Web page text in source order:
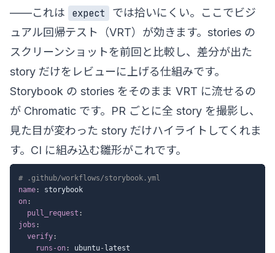
——これは
expect
では拾いにくい。ここでビジ
ュアル回帰テスト（VRT）が効きます。stories の
スクリーンショットを前回と比較し、差分が出た
story だけをレビューに上げる仕組みです。
Storybook の stories をそのまま VRT に流せるの
が Chromatic です。PR ごとに全 story を撮影し、
見た目が変わった story だけハイライトしてくれま
す。CI に組み込む雛形がこれです。
# .github/workflows/storybook.yml
name:
on:
pull_request :
jobs :
verify:
runs-on: ubuntu- latest